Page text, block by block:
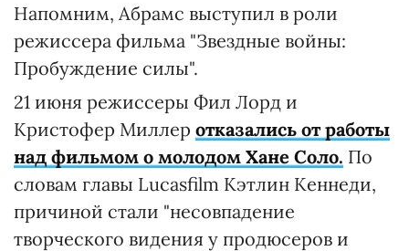
Напомним, Абрамс выступил в роли
режиссера фильма "Звездные войны:
Пробуждение силы".
21 июня режиссеры Фил Лорд и
Кристофер Миллер отказались от работы
над фильмом о молодом Хане Соло. По
словам главы Lucasfilm Кэтлин Кеннеди,
причиной стали "несовпадение
творческого видения у продюсеров и